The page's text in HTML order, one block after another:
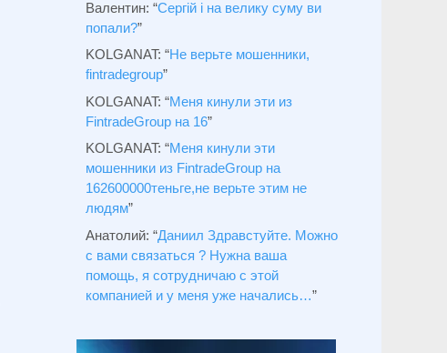
Валентин: “Сергій і на велику суму ви
попали?”
KOLGANAT: “Не верьте мошенники,
fintradegroup”
KOLGANAT: “Меня кинули эти из
FintradeGroup на 16”
KOLGANAT: “Меня кинули эти
мошенники из FintradeGroup на
162600000теньге,не верьте этим не
людям”
Анатолий: “Даниил Здравстуйте. Можно
с вами связаться ? Нужна ваша
помощь, я сотрудничаю с этой
компанией и у меня уже начались…”